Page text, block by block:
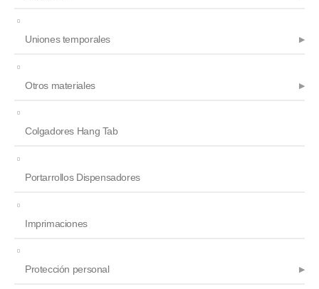
Uniones temporales
Otros materiales
Colgadores Hang Tab
Portarrollos Dispensadores
Imprimaciones
Protección personal